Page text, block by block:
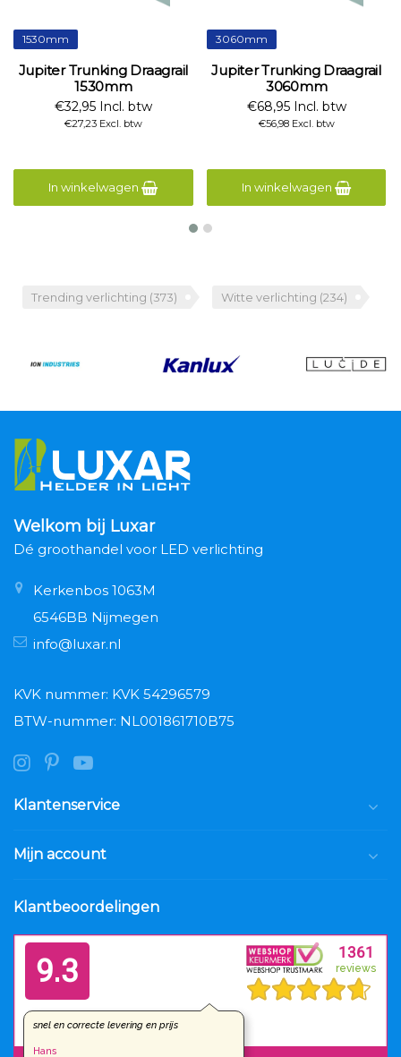
1530mm
Jupiter Trunking Draagrail
1530mm
€32,95 Incl. btw
€27,23 Excl. btw
In winkelwagen
3060mm
Jupiter Trunking Draagrail
3060mm
€68,95 Incl. btw
€56,98 Excl. btw
In winkelwagen
Trending verlichting (373) Witte verlichting (234)
Welkom bij Luxar
Dé groothandel voor LED verlichting
Kerkenbos 1063M
6546BB Nijmegen
info@luxar.nl
KVK nummer: KVK 54296579
BTW-nummer: NL001861710B75
Klantenservice
Mijn account
Klantbeoordelingen